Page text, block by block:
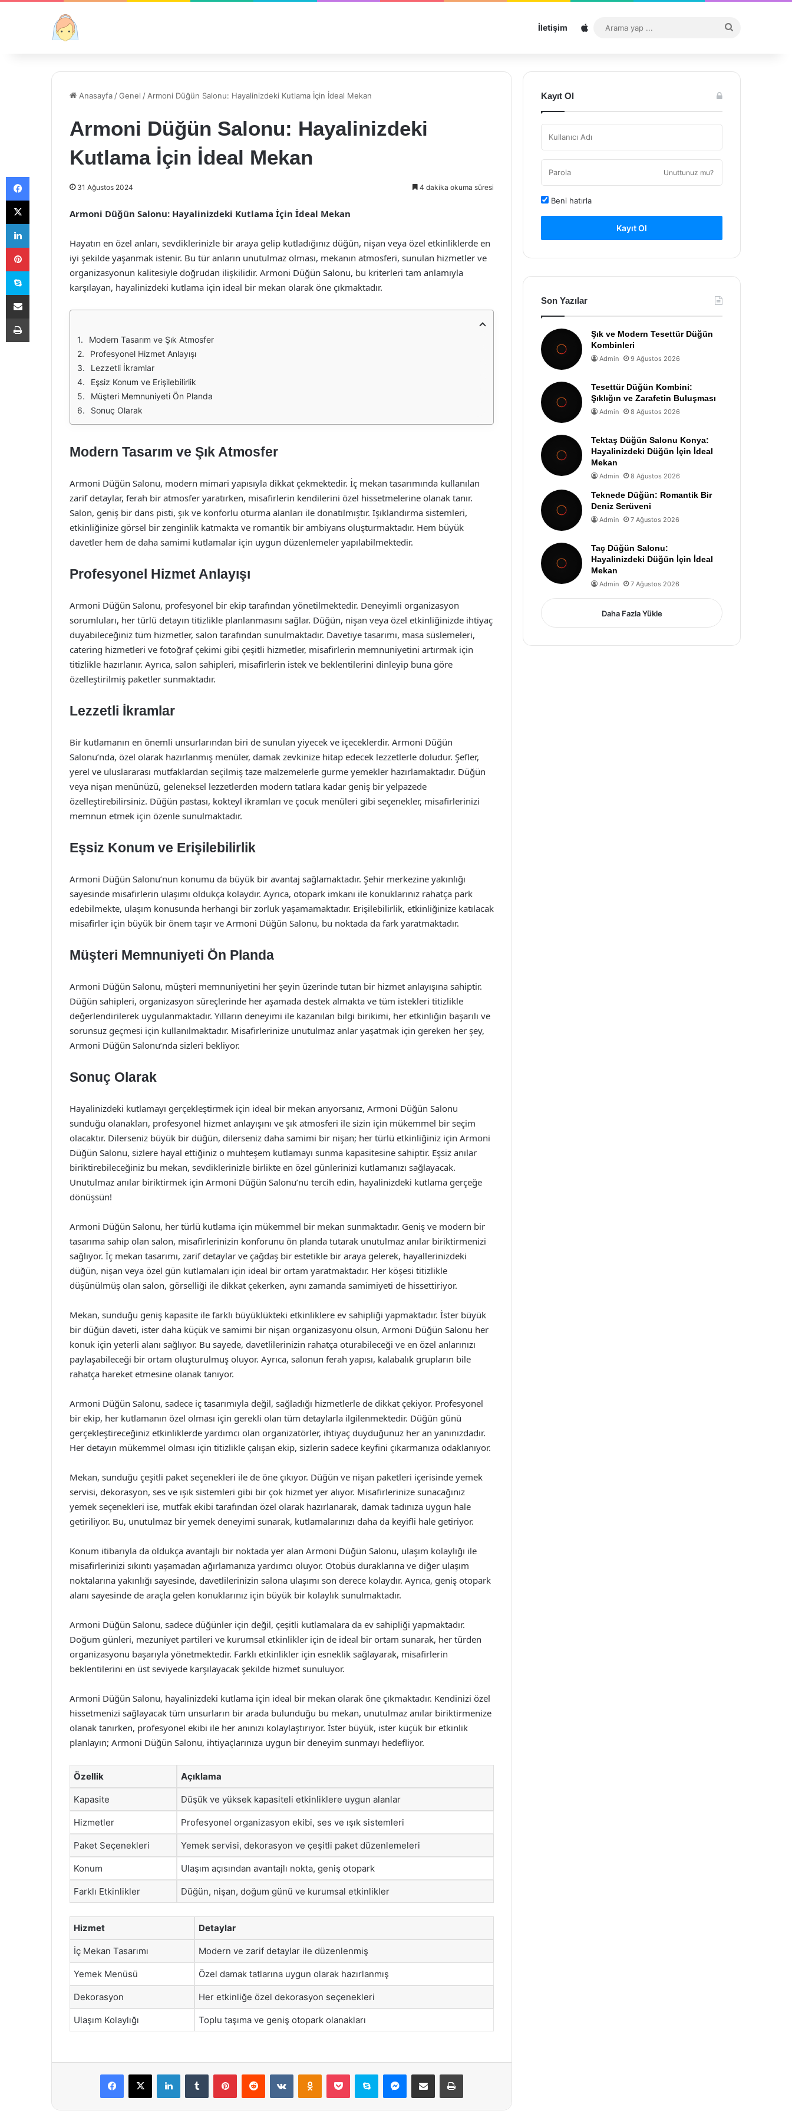
İletişim Sitemap
...
Anasayfa /Genel / Armoni Düğün Salonu: Hayalinizdeki Kutlama İçin İdeal Mekan
Armoni Düğün Salonu: Hayalinizdeki
Kutlama İçin İdeal Mekan
31 Ağustos 2024 4 dakika okuma süresi
Armoni Düğün Salonu: Hayalinizdeki Kutlama İçin İdeal Mekan
Hayatın en özel anları, sevdiklerinizle bir araya gelip kutladığınız düğün, nişan veya özel etkinliklerde en
iyi şekilde yaşanmak istenir. Bu tür anların unutulmaz olması, mekanın atmosferi, sunulan hizmetler ve
organizasyonun kalitesiyle doğrudan ilişkilidir. Armoni Düğün Salonu, bu kriterleri tam anlamıyla
karşılayan, hayalinizdeki kutlama için ideal bir mekan olarak öne çıkmaktadır.
Modern Tasarım ve Şık Atmosfer
Profesyonel Hizmet Anlayışı
Lezzetli İkramlar
Eşsiz Konum ve Erişilebilirlik
Müşteri Memnuniyeti Ön Planda
Sonuç Olarak
Modern Tasarım ve Şık Atmosfer
Armoni Düğün Salonu, modern mimari yapısıyla dikkat çekmektedir. İç mekan tasarımında kullanılan
zarif detaylar, ferah bir atmosfer yaratırken, misafirlerin kendilerini özel hissetmelerine olanak tanır.
Salon, geniş bir dans pisti, şık ve konforlu oturma alanları ile donatılmıştır. Işıklandırma sistemleri,
etkinliğinize görsel bir zenginlik katmakta ve romantik bir ambiyans oluşturmaktadır. Hem büyük
davetler hem de daha samimi kutlamalar için uygun düzenlemeler yapılabilmektedir.
Profesyonel Hizmet Anlayışı
Armoni Düğün Salonu, profesyonel bir ekip tarafından yönetilmektedir. Deneyimli organizasyon
sorumluları, her türlü detayın titizlikle planlanmasını sağlar. Düğün, nişan veya özel etkinliğinizde ihtiyaç
duyabileceğiniz tüm hizmetler, salon tarafından sunulmaktadır. Davetiye tasarımı, masa süslemeleri,
catering hizmetleri ve fotoğraf çekimi gibi çeşitli hizmetler, misafirlerin memnuniyetini artırmak için
titizlikle hazırlanır. Ayrıca, salon sahipleri, misafirlerin istek ve beklentilerini dinleyip buna göre
özelleştirilmiş paketler sunmaktadır.
Lezzetli İkramlar
Bir kutlamanın en önemli unsurlarından biri de sunulan yiyecek ve içeceklerdir. Armoni Düğün
Salonu’nda, özel olarak hazırlanmış menüler, damak zevkinize hitap edecek lezzetlerle doludur. Şefler,
yerel ve uluslararası mutfaklardan seçilmiş taze malzemelerle gurme yemekler hazırlamaktadır. Düğün
veya nişan menünüzü, geleneksel lezzetlerden modern tatlara kadar geniş bir yelpazede
özelleştirebilirsiniz. Düğün pastası, kokteyl ikramları ve çocuk menüleri gibi seçenekler, misafirlerinizi
memnun etmek için özenle sunulmaktadır.
Eşsiz Konum ve Erişilebilirlik
Armoni Düğün Salonu’nun konumu da büyük bir avantaj sağlamaktadır. Şehir merkezine yakınlığı
sayesinde misafirlerin ulaşımı oldukça kolaydır. Ayrıca, otopark imkanı ile konuklarınız rahatça park
edebilmekte, ulaşım konusunda herhangi bir zorluk yaşamamaktadır. Erişilebilirlik, etkinliğinize katılacak
misafirler için büyük bir önem taşır ve Armoni Düğün Salonu, bu noktada da fark yaratmaktadır.
Müşteri Memnuniyeti Ön Planda
Armoni Düğün Salonu, müşteri memnuniyetini her şeyin üzerinde tutan bir hizmet anlayışına sahiptir.
Düğün sahipleri, organizasyon süreçlerinde her aşamada destek almakta ve tüm istekleri titizlikle
değerlendirilerek uygulanmaktadır. Yılların deneyimi ile kazanılan bilgi birikimi, her etkinliğin başarılı ve
sorunsuz geçmesi için kullanılmaktadır. Misafirlerinize unutulmaz anlar yaşatmak için gereken her şey,
Armoni Düğün Salonu’nda sizleri bekliyor.
Sonuç Olarak
Hayalinizdeki kutlamayı gerçekleştirmek için ideal bir mekan arıyorsanız, Armoni Düğün Salonu
sunduğu olanakları, profesyonel hizmet anlayışını ve şık atmosferi ile sizin için mükemmel bir seçim
olacaktır. Dilerseniz büyük bir düğün, dilerseniz daha samimi bir nişan; her türlü etkinliğiniz için Armoni
Düğün Salonu, sizlere hayal ettiğiniz o muhteşem kutlamayı sunma kapasitesine sahiptir. Eşsiz anılar
biriktirebileceğiniz bu mekan, sevdiklerinizle birlikte en özel günlerinizi kutlamanızı sağlayacak.
Unutulmaz anılar biriktirmek için Armoni Düğün Salonu’nu tercih edin, hayalinizdeki kutlama gerçeğe
dönüşsün!
Armoni Düğün Salonu, her türlü kutlama için mükemmel bir mekan sunmaktadır. Geniş ve modern bir
tasarıma sahip olan salon, misafirlerinizin konforunu ön planda tutarak unutulmaz anılar biriktirmenizi
sağlıyor. İç mekan tasarımı, zarif detaylar ve çağdaş bir estetikle bir araya gelerek, hayallerinizdeki
düğün, nişan veya özel gün kutlamaları için ideal bir ortam yaratmaktadır. Her köşesi titizlikle
düşünülmüş olan salon, görselliği ile dikkat çekerken, aynı zamanda samimiyeti de hissettiriyor.
Mekan, sunduğu geniş kapasite ile farklı büyüklükteki etkinliklere ev sahipliği yapmaktadır. İster büyük
bir düğün daveti, ister daha küçük ve samimi bir nişan organizasyonu olsun, Armoni Düğün Salonu her
konuk için yeterli alanı sağlıyor. Bu sayede, davetlilerinizin rahatça oturabileceği ve en özel anlarınızı
paylaşabileceği bir ortam oluşturulmuş oluyor. Ayrıca, salonun ferah yapısı, kalabalık grupların bile
rahatça hareket etmesine olanak tanıyor.
Armoni Düğün Salonu, sadece iç tasarımıyla değil, sağladığı hizmetlerle de dikkat çekiyor. Profesyonel
bir ekip, her kutlamanın özel olması için gerekli olan tüm detaylarla ilgilenmektedir. Düğün günü
gerçekleştireceğiniz etkinliklerde yardımcı olan organizatörler, ihtiyaç duyduğunuz her an yanınızdadır.
Her detayın mükemmel olması için titizlikle çalışan ekip, sizlerin sadece keyfini çıkarmanıza odaklanıyor.
Mekan, sunduğu çeşitli paket seçenekleri ile de öne çıkıyor. Düğün ve nişan paketleri içerisinde yemek
servisi, dekorasyon, ses ve ışık sistemleri gibi bir çok hizmet yer alıyor. Misafirlerinize sunacağınız
yemek seçenekleri ise, mutfak ekibi tarafından özel olarak hazırlanarak, damak tadınıza uygun hale
getiriliyor. Bu, unutulmaz bir yemek deneyimi sunarak, kutlamalarınızı daha da keyifli hale getiriyor.
Konum itibarıyla da oldukça avantajlı bir noktada yer alan Armoni Düğün Salonu, ulaşım kolaylığı ile
misafirlerinizi sıkıntı yaşamadan ağırlamanıza yardımcı oluyor. Otobüs duraklarına ve diğer ulaşım
noktalarına yakınlığı sayesinde, davetlilerinizin salona ulaşımı son derece kolaydır. Ayrıca, geniş otopark
alanı sayesinde de araçla gelen konuklarınız için büyük bir kolaylık sunulmaktadır.
Armoni Düğün Salonu, sadece düğünler için değil, çeşitli kutlamalara da ev sahipliği yapmaktadır.
Doğum günleri, mezuniyet partileri ve kurumsal etkinlikler için de ideal bir ortam sunarak, her türden
organizasyonu başarıyla yönetmektedir. Farklı etkinlikler için esneklik sağlayarak, misafirlerin
beklentilerini en üst seviyede karşılayacak şekilde hizmet sunuluyor.
Armoni Düğün Salonu, hayalinizdeki kutlama için ideal bir mekan olarak öne çıkmaktadır. Kendinizi özel
hissetmenizi sağlayacak tüm unsurların bir arada bulunduğu bu mekan, unutulmaz anılar biriktirmenize
olanak tanırken, profesyonel ekibi ile her anınızı kolaylaştırıyor. İster büyük, ister küçük bir etkinlik
planlayın; Armoni Düğün Salonu, ihtiyaçlarınıza uygun bir deneyim sunmayı hedefliyor.
Özellik Açıklama
Kapasite Düşük ve yüksek kapasiteli etkinliklere uygun alanlar
Hizmetler Profesyonel organizasyon ekibi, ses ve ışık sistemleri
Paket Seçenekleri Yemek servisi, dekorasyon ve çeşitli paket düzenlemeleri
Konum Ulaşım açısından avantajlı nokta, geniş otopark
Farklı Etkinlikler Düğün, nişan, doğum günü ve kurumsal etkinlikler
Hizmet Detaylar
İç Mekan Tasarımı Modern ve zarif detaylar ile düzenlenmiş
Yemek Menüsü Özel damak tatlarına uygun olarak hazırlanmış
Dekorasyon Her etkinliğe özel dekorasyon seçenekleri
Ulaşım Kolaylığı Toplu taşıma ve geniş otopark olanakları
Facebook
X LinkedInTumblr PinterestReddit VKontakteOdnoklassniki
Pocket Skype Messenger
E-Posta ile paylaş Yazdır
Kayıt Ol
Unuttunuz mu?
Beni hatırla
Kayıt Ol
Son Yazılar
Şık ve Modern Tesettür Düğün
Kombinleri
Admin 9 Ağustos 2026
Tesettür Düğün Kombini:
Şıklığın ve Zarafetin Buluşması
Admin 8 Ağustos 2026
Tektaş Düğün Salonu Konya:
Hayalinizdeki Düğün İçin İdeal
Mekan
Admin 8 Ağustos 2026
Teknede Düğün: Romantik Bir
Deniz Serüveni
Admin 7 Ağustos 2026
Taç Düğün Salonu:
Hayalinizdeki Düğün İçin İdeal
Mekan
Admin 7 Ağustos 2026
Daha Fazla Yükle
Facebook
X
LinkedIn
Pinterest
Skype
E-Posta ile paylaş